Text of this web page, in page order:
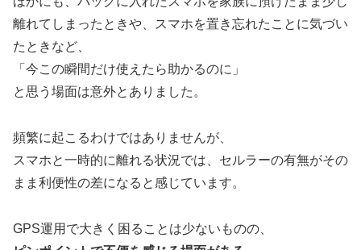
離れてしまったときや、スマホを置き忘れたことに気づい
たときなど、
「今この瞬間だけ使えたら助かるのに」
と思う場面は意外とありました。
頻繁に起こるわけではありませんが、
スマホと一時的に離れる状況では、セルラーの有無がその
まま利便性の差になると感じています。
GPS運用で大きく困ることは少ないものの、